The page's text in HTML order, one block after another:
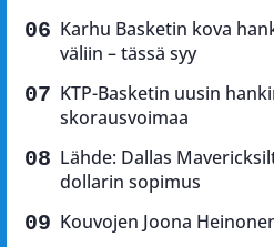
Karhu Basketin kova
väliin – tässä syy
KTP-Basketin uusin
skorausvoimaa
Lähde: Dallas
dollarin sopimus
Kouvojen Joona